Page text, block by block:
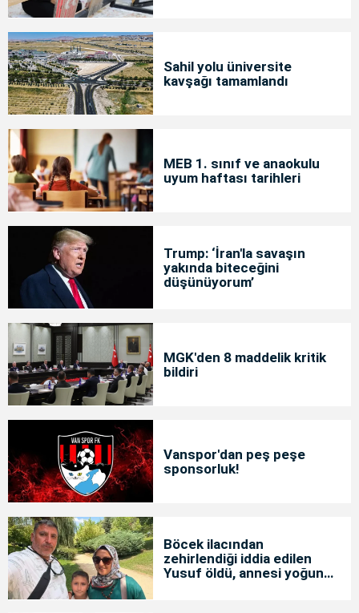
Sahil yolu üniversite
kavşağı tamamlandı
MEB 1. sınıf ve anaokulu
uyum haftası tarihleri
Trump: ‘İran'la savaşın
yakında biteceğini
düşünüyorum’
MGK'den 8 maddelik kritik
bildiri
Vanspor'dan peş peşe
sponsorluk!
Böcek ilacından
zehirlendiği iddia edilen
Yusuf öldü, annesi yoğun